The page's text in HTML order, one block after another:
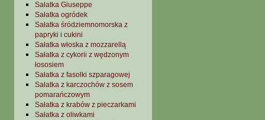
Sałatka Giuseppe
Sałatka ogródek
Sałatka śródziemnomorska z
papryki i cukini
Sałatka włoska z mozzarellą
Sałatka z cykorii z wędzonym
łososiem
Sałatka z fasolki szparagowej
Sałatka z karczochów z sosem
pomarańczowym
Sałatka z krabów z pieczarkami
Sałatka z oliwkami